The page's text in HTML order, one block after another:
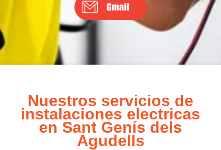
Nuestros servicios de
instalaciones electricas
en Sant Genís dels
Agudells